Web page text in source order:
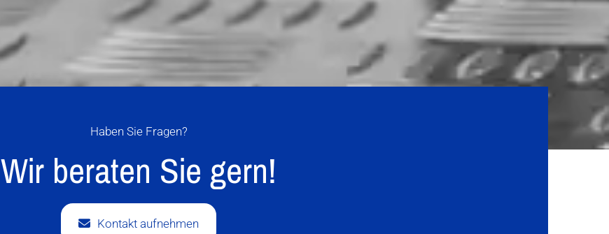
Haben Sie Fragen?
Wir beraten Sie gern!
Kontakt aufnehmen